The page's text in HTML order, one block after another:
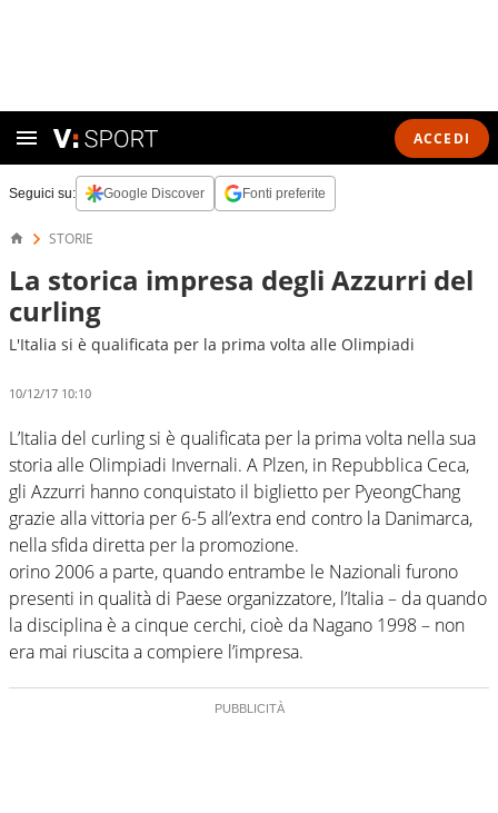
ACCEDI
Seguici su: Google Discover Fonti preferite
STORIE
La storica impresa degli Azzurri del
curling
L'Italia si è qualificata per la prima volta alle Olimpiadi
10/12/17 10:10
L’Italia del curling si è qualificata per la prima volta nella sua
storia alle Olimpiadi Invernali. A Plzen, in Repubblica Ceca,
gli Azzurri hanno conquistato il biglietto per PyeongChang
grazie alla vittoria per 6-5 all’extra end contro la Danimarca,
nella sfida diretta per la promozione.
orino 2006 a parte, quando entrambe le Nazionali furono
presenti in qualità di Paese organizzatore, l’Italia – da quando
la disciplina è a cinque cerchi, cioè da Nagano 1998 – non
era mai riuscita a compiere l’impresa.